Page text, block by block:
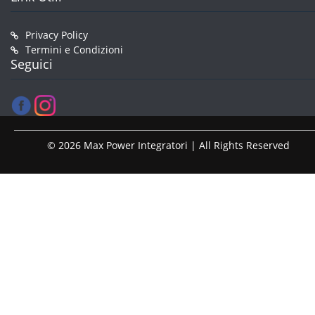
Privacy Policy
Termini e Condizioni
Seguici
© 2026 Max Power Integratori | All Rights Reserved